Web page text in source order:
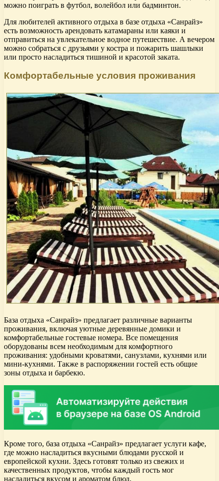
можно поиграть в футбол, волейбол или бадминтон.
Для любителей активного отдыха в базе отдыха «Санрайз»
есть возможность арендовать катамараны или каяки и
отправиться на увлекательное водное путешествие. А вечером
можно собраться с друзьями у костра и пожарить шашлыки
или просто насладиться тишиной и красотой заката.
Комфортабельные условия проживания
База отдыха «Санрайз» предлагает различные варианты
проживания, включая уютные деревянные домики и
комфортабельные гостевые номера. Все помещения
оборудованы всем необходимым для комфортного
проживания: удобными кроватями, санузлами, кухнями или
мини-кухнями. Также в распоряжении гостей есть общие
зоны отдыха и барбекю.
Кроме того, база отдыха «Санрайз» предлагает услуги кафе,
где можно насладиться вкусными блюдами русской и
европейской кухни. Здесь готовят только из свежих и
качественных продуктов, чтобы каждый гость мог
насладиться вкусом и ароматом блюд.